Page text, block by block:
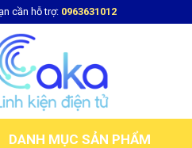
cần hỗ trợ: 0963631012
DANH MỤC SẢN PHẨM
Module Cảm Biến Photodiode